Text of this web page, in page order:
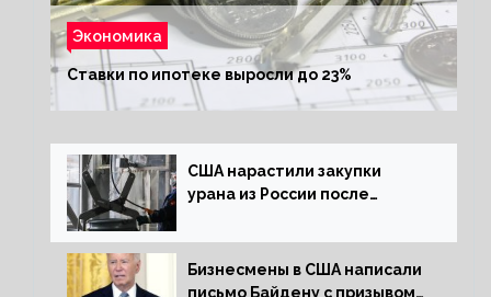
Экономика
Ставки по ипотеке выросли до 23%
США нарастили закупки
урана из России после
Бизнесмены в США написали
письмо Байдену с призывом